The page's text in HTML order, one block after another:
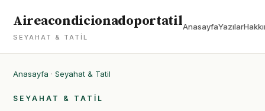
Aireacondicionadoportatil
SEYAHAT & TATIL
AnasayfaYazılar
Anasayfa · Seyahat & Tatil
SEYAHAT & TATIL